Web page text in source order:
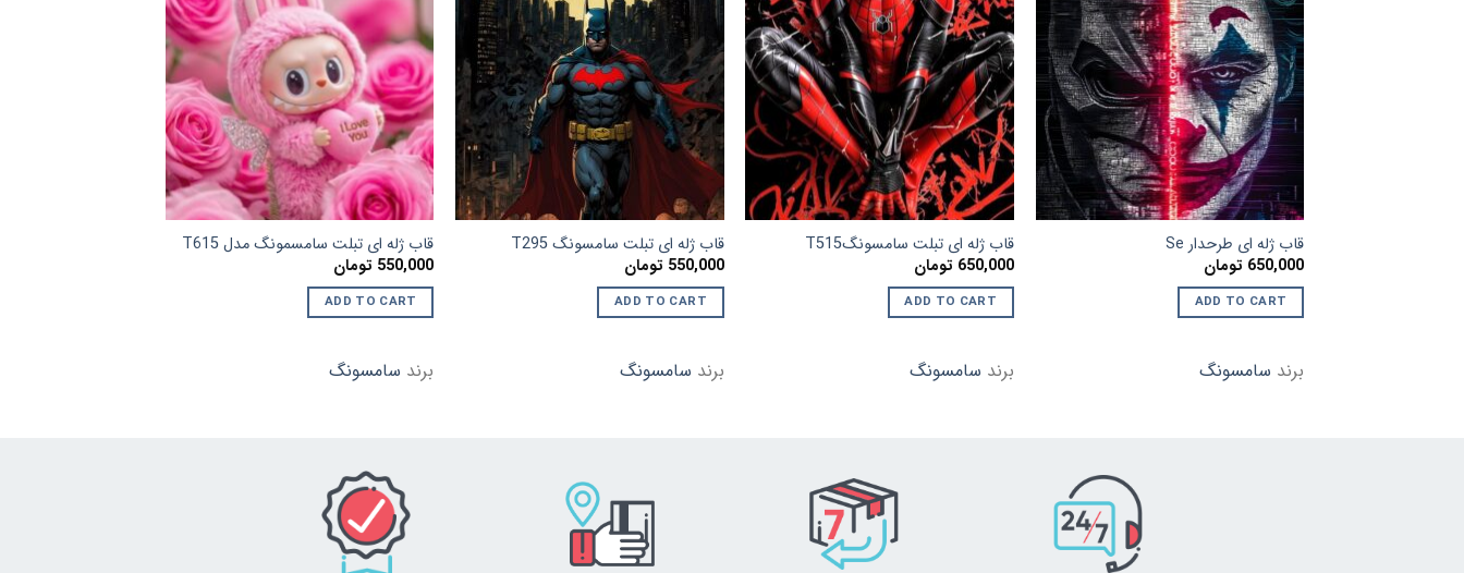
افزودن
علاقه
مندی
ها
قاب ژله ای طرحدار Se
650,000 تومان
ADD TO CART
برند سامسونگ
افزودن
به
علاقه
مندی
ها
قاب ژله ای تبلت سامسونگT515
650,000 تومان
ADD TO CART
برند سامسونگ
افزودن
به
علاقه
مندی
ها
قاب ژله ای تبلت سامسونگ T295
550,000 تومان
ADD TO CART
برند سامسونگ
افزودن
به
علاقه
مندی
قاب ژله ای تبلت سامسمونگ مدل T615
550,000 تومان
ADD TO CART
برند سامسونگ